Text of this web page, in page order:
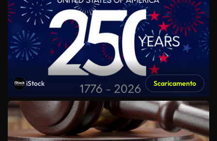
iStock Scaricamento